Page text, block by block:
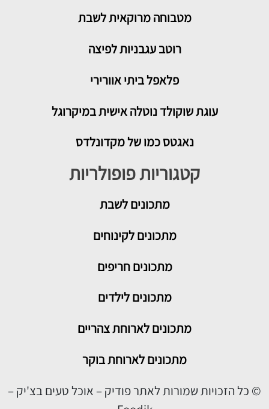
מטבוחה מרוקאית לשבת
רוטב עגבניות לפיצה
פלאפל ביתי אוורירי
עוגת שוקולד נוטלה אישית במיקרוגל
נאגטס כמו של מקדונלדס
קטגוריות פופולריות
מתכוניםלשבת
מתכונים לקינוחים
מתכונים חריפים
מתכונים לילדים
מתכונים לארוחת צהריים
מתכונים לארוחת בוקר
© כל הזכויות שמורות לאתר פודיק – אוכל טעים בצ'יק –